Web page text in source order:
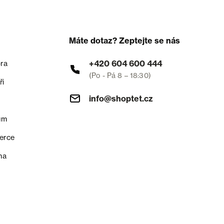
Máte dotaz? Zeptejte se nás
+420 604 600 444
(Po - Pá 8 – 18:30)
info@shoptet.cz